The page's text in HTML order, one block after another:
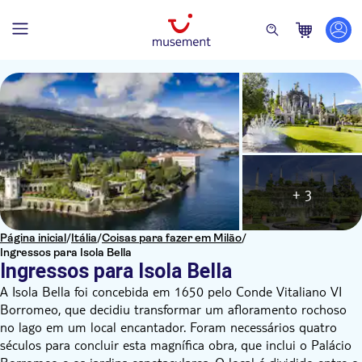
Página inicial/Itália/Coisas para fazer em Milão/
Ingressos para Isola Bella
Ingressos para Isola Bella
+ 3
A Isola Bella foi concebida em 1650 pelo Conde Vitaliano VI
Borromeo, que decidiu transformar um afloramento rochoso
no lago em um local encantador. Foram necessários quatro
séculos para concluir esta magnífica obra, que inclui o Palácio